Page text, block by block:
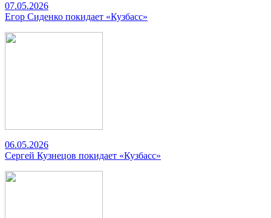
07.05.2026
Егор Сиденко покидает «Кузбасс»
06.05.2026
Сергей Кузнецов покидает «Кузбасс»